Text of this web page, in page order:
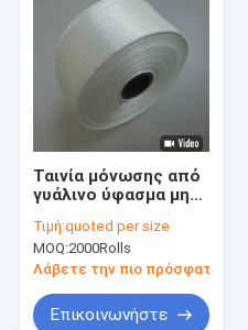
Ταινία μόνωσης από
γυάλινο ύφασμα μη
παραφίνης πλάτος
25 mm
Τιμή:quoted per size
MOQ:2000Rolls
Λάβετε την πιο πρόσφατη τιμή
Επικοινωνήστε